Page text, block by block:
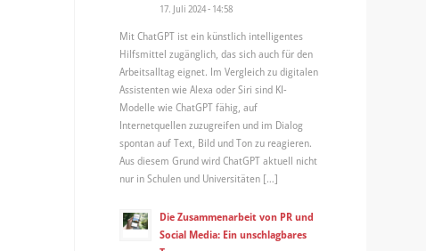
17. Juli 2024 - 14:58
Mit ChatGPT ist ein künstlich intelligentes
Hilfsmittel zugänglich, das sich auch für den
Arbeitsalltag eignet. Im Vergleich zu digitalen
Assistenten wie Alexa oder Siri sind KI-
Modelle wie ChatGPT fähig, auf
Internetquellen zuzugreifen und im Dialog
spontan auf Text, Bild und Ton zu reagieren.
Aus diesem Grund wird ChatGPT aktuell nicht
nur in Schulen und Universitäten […]
Die Zusammenarbeit von PR und
Social Media: Ein unschlagbares